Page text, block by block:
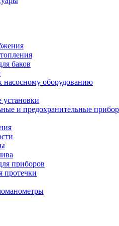
баков
оборудованию
и предохранительные
приборов
протечки